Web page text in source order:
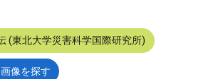
(東北大学災害科学国際研究所)
像を探す